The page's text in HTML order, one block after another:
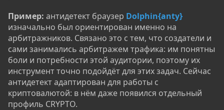
Пример: антидетект браузер Dolphin{anty}
изначально был ориентирован именно на
арбитражников. Связано это с тем, что создатели и
сами занимались арбитражем трафика: им понятны
боли и потребности этой аудитории, поэтому их
инструмент точно подойдёт для этих задач. Сейчас
антидетект адаптирован для работы с
криптовалютой: в нём даже появился отдельный
профиль CRYPTO.